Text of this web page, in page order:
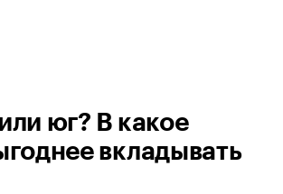
юг? В какое
вкладывать